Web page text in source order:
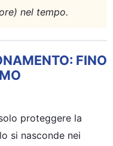
nel tempo.
FINO
proteggere la
si nasconde nei